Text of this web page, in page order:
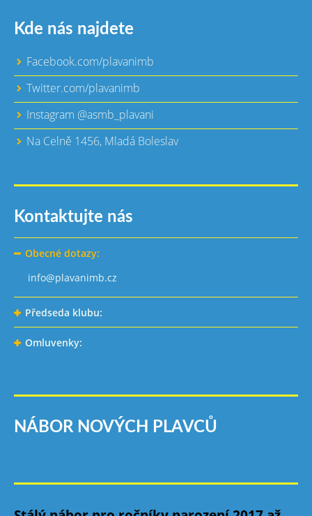
Kde nás najdete
Facebook.com/plavanimb
Twitter.com/plavanimb
Instagram @asmb_plavani
Na Celně 1456, Mladá Boleslav
Kontaktujte nás
Obecné dotazy:
info@plavanimb.cz
Předseda klubu:
Omluvenky:
NÁBOR NOVÝCH PLAVCŮ